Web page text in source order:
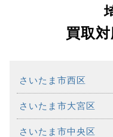
買取
さいたま市西区
さいたま市大宮区
さいたま市中央区